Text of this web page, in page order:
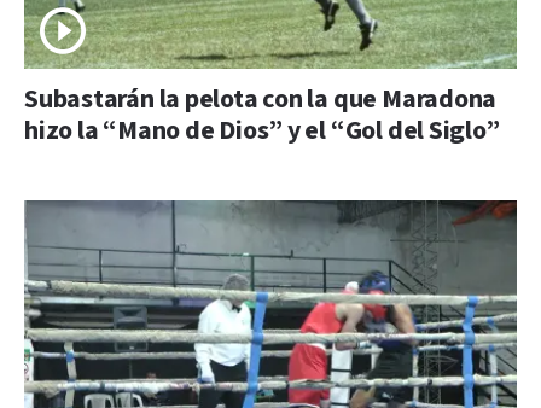
Subastarán la pelota con la que Maradona
hizo la “Mano de Dios” y el “Gol del Siglo”